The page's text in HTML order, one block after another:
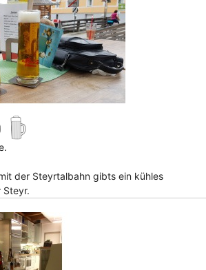
der Steyrtalbahn gibts ein kühles
Steyr.